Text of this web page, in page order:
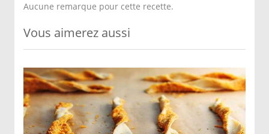
Aucune remarque pour cette recette.
Vous aimerez aussi